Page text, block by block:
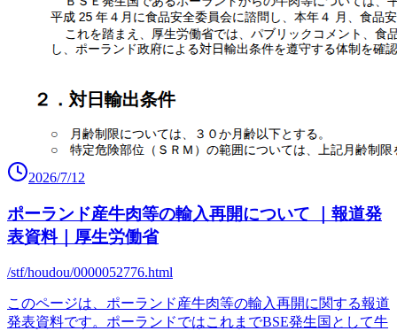
2026/7/12
ポーランド産牛肉等の輸入再開について ｜報道発
表資料｜厚生労働省
/stf/houdou/0000052776.html
このページは、ポーランド産牛肉等の輸入再開に関する報道
発表資料です。ポーランドではこれまでBSE発生国として牛